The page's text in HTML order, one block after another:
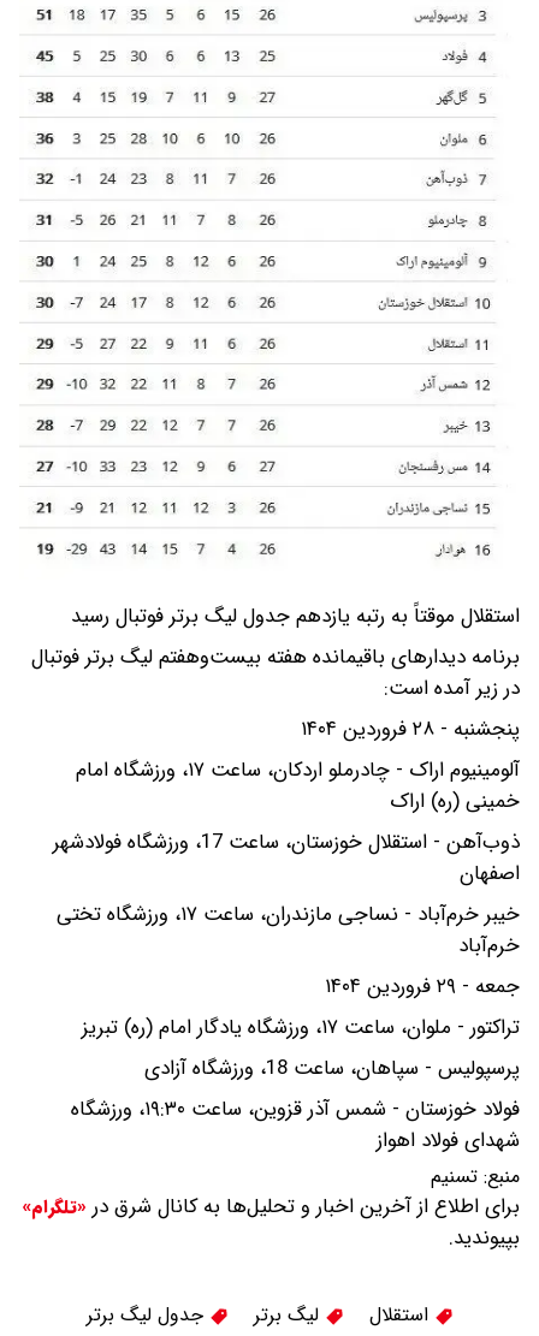
استقلال موقتاً به رتبه یازدهم جدول لیگ برتر فوتبال رسید
برنامه دیدارهای باقیمانده هفته بیست‌وهفتم لیگ برتر فوتبال
در زیر آمده است:
پنجشنبه - ۲۸ فروردین ۱۴۰۴
آلومینیوم اراک - چادرملو اردکان، ساعت ۱۷، ورزشگاه امام
خمینی (ره) اراک
ذوب‌آهن - استقلال خوزستان، ساعت 17، ورزشگاه فولادشهر
اصفهان
خیبر خرم‌آباد - نساجی مازندران، ساعت ۱۷، ورزشگاه تختی
خرم‌آباد
جمعه - ۲۹ فروردین ۱۴۰۴
تراکتور - ملوان، ساعت ۱۷، ورزشگاه یادگار امام (ره) تبریز
پرسپولیس - سپاهان، ساعت 18، ورزشگاه آزادی
فولاد خوزستان - شمس آذر قزوین، ساعت ۱۹:۳۰، ورزشگاه
شهدای فولاد اهواز
منبع: تسنیم
برای اطلاع از آخرین اخبار و تحلیل‌ها به کانال شرق در «تلگرام»
بپیوندید.
استقلال لیگ برتر جدول لیگ برتر